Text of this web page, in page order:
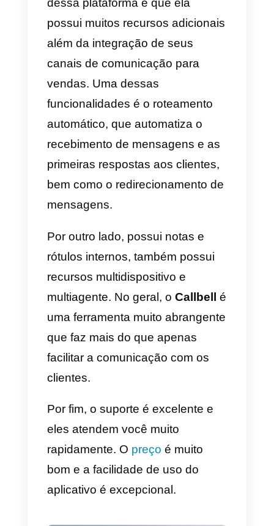
Essa ferramenta é extremamente
interessante porque se trata de
otimizar o email marketing.
Adaptando-se às diretrizes atuais
e aprimorando a capacidade de
entrega de mensagens. Além
disso, adiciona alguns recursos
extras, como redes sociais,
Quando falamos em preço,
podemos ver que a ferramenta
tem um custo um pouco alto e
que talvez consigamos algo
melhor por um custo menor se
Também temos que o
pouco ruim, então você deve
levar isso em consideração ao